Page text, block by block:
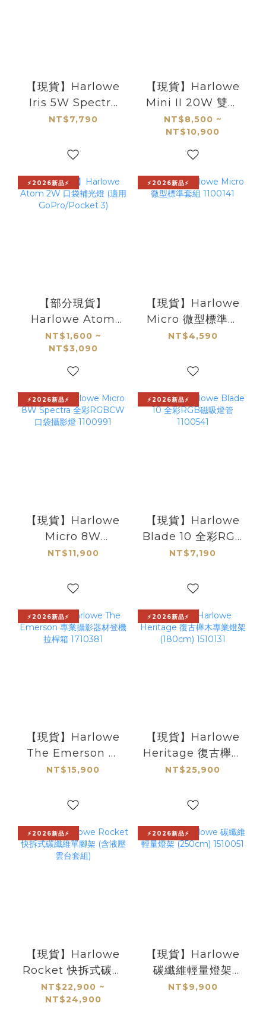
【現貨】Harlowe
Iris 5W Spectra
全彩RGBCW口袋
1100981
NT$7,790
【現貨】Harlowe
Mini II 20W 雙色
溫聚光燈
NT$8,500 ~
NT$10,900
⚡2026新品⚡
【部分現貨】
Harlowe Atom
2W 口袋補光燈 (適
用GoPro/Pocket
3)
NT$1,600 ~
NT$3,090
⚡2026新品⚡
【現貨】Harlowe
Micro 微型標準套
組 1100141
NT$4,590
⚡2026新品⚡
【現貨】Harlowe
Micro 8W
Spectra 全彩
燈 1100991
NT$11,900
⚡2026新品⚡
【現貨】Harlowe
Blade 10 全彩RGB
磁吸燈管 1100541
NT$7,190
⚡2026新品⚡
【現貨】Harlowe
The Emerson 專
業攝影器材登機拉
NT$15,900
⚡2026新品⚡
【現貨】Harlowe
Heritage 復古櫸木
專業燈架 (180cm)
NT$25,900
⚡2026新品⚡
【現貨】Harlowe
Rocket 快拆式碳纖
維單腳架 (含液壓雲
台套組)
NT$22,900 ~
NT$24,900
⚡2026新品⚡
【現貨】Harlowe
碳纖維輕量燈架
(250cm) 1510051
NT$9,900